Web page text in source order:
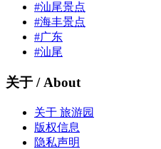
#汕尾景点
#海丰景点
#广东
#汕尾
关于 / About
关于 旅游园
版权信息
隐私声明